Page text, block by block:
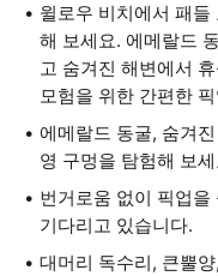
윌로우 비치에서 패
해 보세요. 에메랄드
고 숨겨진 해변에서
모험을 위한 간편한
에메랄드 동굴, 숨겨
영 구멍을 탐험해 보
번거로움 없이 픽업
기다리고 있습니다.
대머리 독수리, 큰뿔